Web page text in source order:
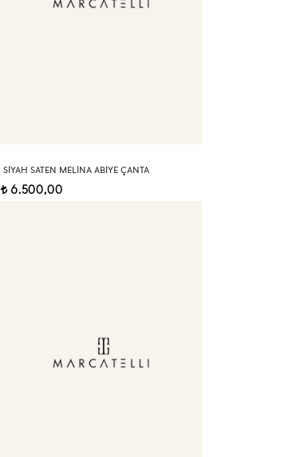
SIYAH SATEN MELINA ABIYE ÇANTA
t6.500,00